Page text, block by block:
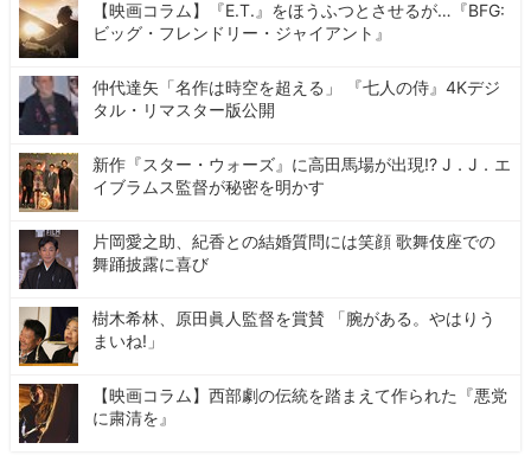
【映画コラム】『E.T.』をほうふつとさせるが…『BFG:
ビッグ・フレンドリー・ジャイアント』
仲代達矢「名作は時空を超える」 『七人の侍』4Kデジ
タル・リマスター版公開
新作『スター・ウォーズ』に高田馬場が出現!? J．J．エ
イブラムス監督が秘密を明かす
片岡愛之助、紀香との結婚質問には笑顔 歌舞伎座での
舞踊披露に喜び
樹木希林、原田眞人監督を賞賛 「腕がある。やはりう
まいね!」
【映画コラム】西部劇の伝統を踏まえて作られた『悪党
に粛清を』